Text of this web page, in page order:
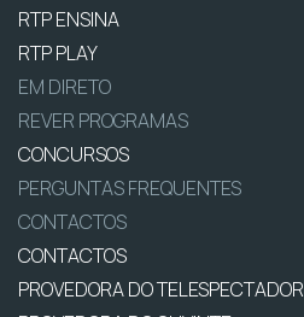
RTP ENSINA
RTP PLAY
EM DIRETO
REVER PROGRAMAS
CONCURSOS
PERGUNTAS FREQUENTES
CONTACTOS
CONTACTOS
PROVEDORA DO TELESPECTADOR